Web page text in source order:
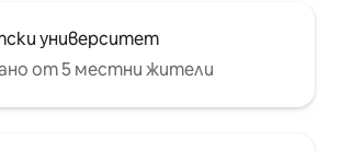
университет
от 5 местни жители